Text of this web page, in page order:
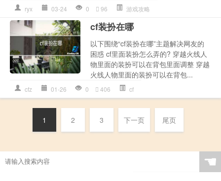
ryx 03-24 0 96 游戏攻略
cf装扮在哪
以下围绕“cf装扮在哪”主题解决网友的
困惑 cf里面装扮怎么弄的? 穿越火线人
物里面的装扮可以在背包里面调整 穿越
火线人物里面的装扮可以在背包...
cfz 01-26 0 406 cf
1 2 3 下一页 尾页
☚